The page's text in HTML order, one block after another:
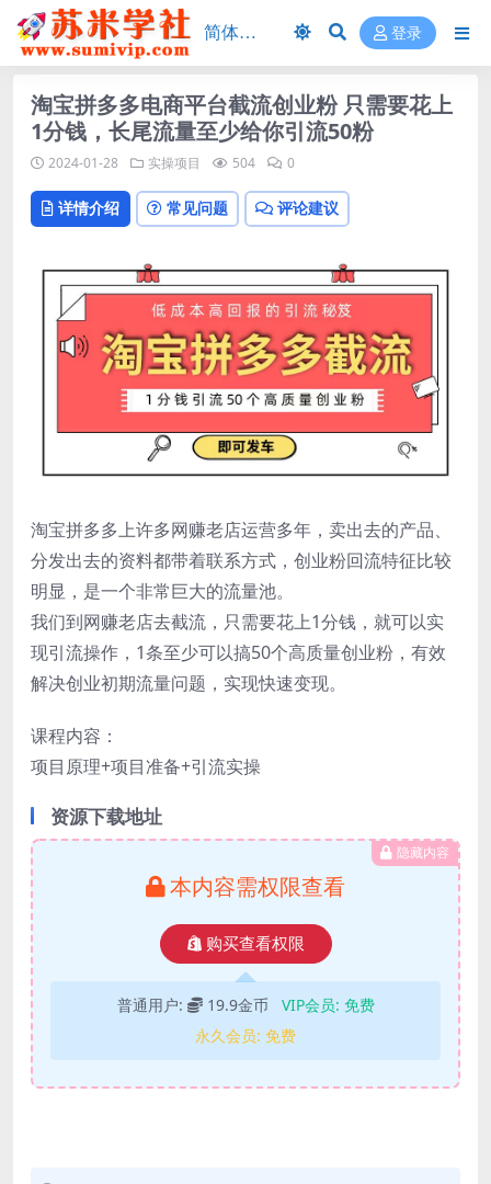
登录
淘宝拼多多电商平台截流创业粉 只需要花上
1分钱，长尾流量至少给你引流50粉
2024-01-28 实操项目 504 0
详情介绍 常见问题 评论建议
淘宝拼多多上许多网赚老店运营多年，卖出去的产品、
分发出去的资料都带着联系方式，创业粉回流特征比较
明显，是一个非常巨大的流量池。
我们到网赚老店去截流，只需要花上1分钱，就可以实
现引流操作，1条至少可以搞50个高质量创业粉，有效
解决创业初期流量问题，实现快速变现。
课程内容：
项目原理+项目准备+引流实操
资源下载地址
隐藏内容
本内容需权限查看
购买查看权限
普通用户: 19.9金币 VIP会员: 免费
永久会员: 免费